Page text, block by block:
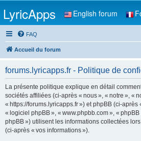
LyricApps English forum
FAQ
Accueil du forum
forums.lyricapps.fr - Politique de
La présente politique explique en détail
sociétés affiliées (ci-après « nous », « notre », «
« https://forums.lyricapps.fr ») et phpBB (ci-après
« logiciel phpBB », « www.phpbb.com », «
phpBB ») utilisent les informations collectées
(ci-après « vos informations »).